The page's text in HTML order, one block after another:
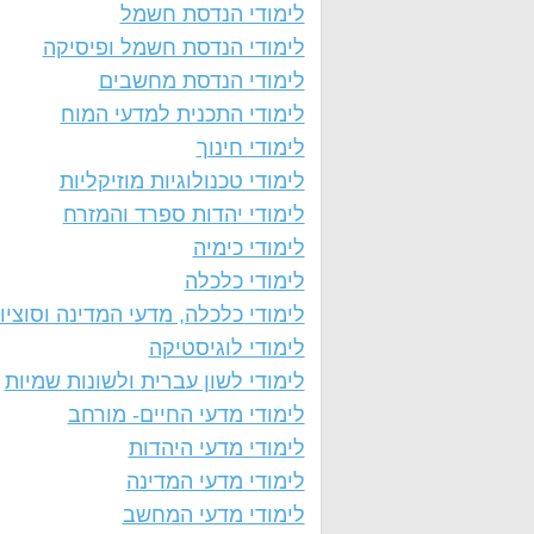
לימודי הנדסת חשמל
לימודי הנדסת חשמל ופיסיקה
לימודי הנדסת מחשבים
לימודי התכנית למדעי המוח
לימודי חינוך
לימודי טכנולוגיות מוזיקליות
לימודי יהדות ספרד והמזרח
לימודי כימיה
לימודי כלכלה
לימודי כלכלה, מדעי המדינה
לימודי לוגיסטיקה
לימודי לשון עברית ולשונות שמיות
לימודי מדעי החיים- מורחב
לימודי מדעי היהדות
לימודי מדעי המדינה
לימודי מדעי המחשב